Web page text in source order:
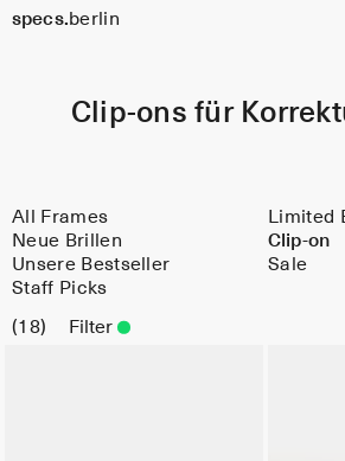
specs.berlin
Warenkorb
Clip-ons für
All Frames
Neue Brillen
Unsere Bestseller
Staff Picks
Limited
Clip-on
Sale
18 Filter